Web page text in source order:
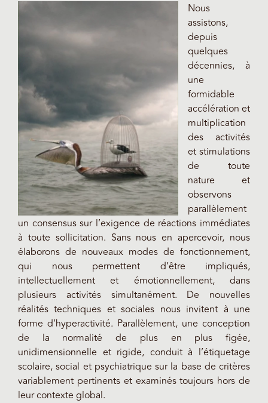
Nous
assistons,
depuis
quelques
décennies, à
une
formidable
accélération et
multiplication
des activités
et stimulations
de toute
nature et
observons
parallèlement
un consensus sur l’exigence de réactions immédiates
à toute sollicitation. Sans nous en apercevoir, nous
élaborons de nouveaux modes de fonctionnement,
qui nous permettent d’être impliqués,
intellectuellement et émotionnellement, dans
plusieurs activités simultanément. De nouvelles
réalités techniques et sociales nous invitent à une
forme d’hyperactivité. Parallèlement, une conception
de la normalité de plus en plus figée,
unidimensionnelle et rigide, conduit à l’étiquetage
scolaire, social et psychiatrique sur la base de critères
variablement pertinents et examinés toujours hors de
leur contexte global.